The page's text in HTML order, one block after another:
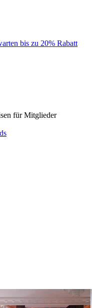
bis zu 20% Rabatt
für Mitglieder